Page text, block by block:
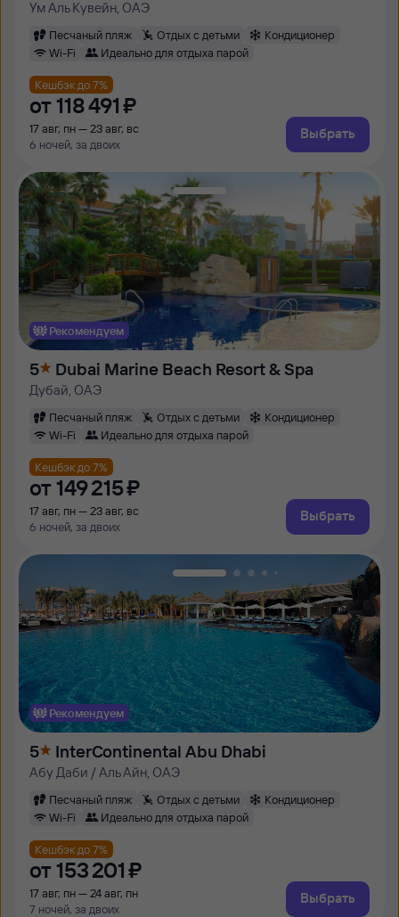
Ум Аль Кувейн, ОАЭ
Песчаный пляж Отдых с детьми
Кондиционер
Wi-Fi
Идеально для отдыха парой
Кешбэк до 7%
от 118 ⁠491 ⁠₽
17 авг, пн — 23 авг, вс
6 ночей, за двоих
Выбрать
Рекомендуем
5 Dubai Marine Beach Resort & Spa
Дубай, ОАЭ
Песчаный пляж Отдых с детьми
Кондиционер
Wi-Fi
Идеально для отдыха парой
Кешбэк до 7%
от 149 ⁠215 ⁠₽
17 авг, пн — 23 авг, вс
6 ночей, за двоих
Выбрать
Рекомендуем
5 InterContinental Abu Dhabi
Абу Даби / Аль Айн, ОАЭ
Песчаный пляж Отдых с детьми
Кондиционер
Wi-Fi
Идеально для отдыха парой
Кешбэк до 7%
от 153 ⁠201 ⁠₽
17 авг, пн — 24 авг, пн
7 ночей, за двоих
Выбрать